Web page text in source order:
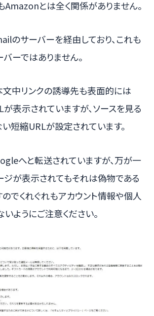
とは全く関係がありません。
のサーバーを経由しており、これも
ーではありません。
文中リンクの誘導先も表面的には
表示されていますが、ソースを見る
短縮URLが設定されています。
へと転送されていますが、万が一
が表示されてもそれは偽物である
でくれぐれもアカウント情報や個人
ようにご注意ください。